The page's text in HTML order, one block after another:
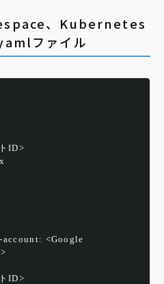
、Kubernetes
ファイル
トID>
account:
<Google
ID>